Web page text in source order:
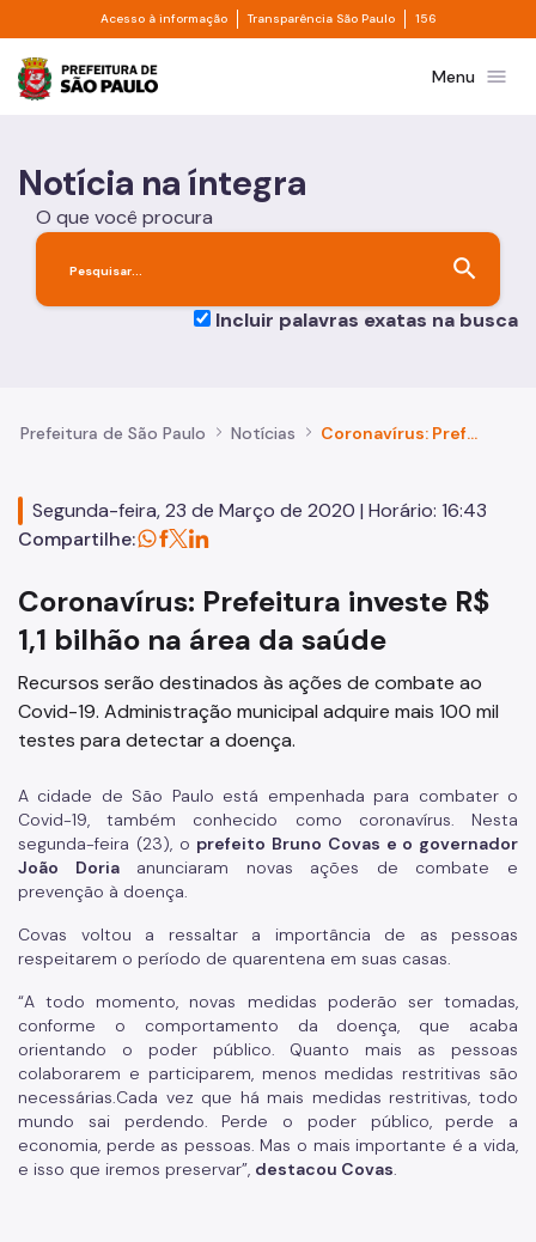
Pular para o Conteúdo principal
Acesso à informação Divisor de acesso à informação
Transparência São Paulo Divisor de
156
Prefeitura de São PauloMenu menu
Notícia na íntegra
O que você procura
search
Incluir palavras exatas na busca
Prefeitura de São Paulo Notícias Coronavírus: Prefeitura investe R$ 1,1 bilhão na área da saúde
Segunda-feira, 23 de Março de 2020 | Horário: 16:43
Compartilhe:
Coronavírus: Prefeitura investe R$
1,1 bilhão na área da saúde
Recursos serão destinados às ações de combate ao
Covid-19. Administração municipal adquire mais 100 mil
testes para detectar a doença.
A cidade de São Paulo está empenhada para combater o
Covid-19, também conhecido como coronavírus. Nesta
segunda-feira (23), o prefeito Bruno Covas e o governador
João Doriaanunciaram novas ações de combate e
prevenção à doença.
Covas voltou a ressaltar a importância de as pessoas
respeitarem o período de quarentena em suas casas.
“A todo momento, novas medidas poderão ser tomadas,
conforme o comportamento da doença, que acaba
orientando o poder público. Quanto mais as pessoas
colaborarem e participarem, menos medidas restritivas são
necessárias.Cada vez que há mais medidas restritivas, todo
mundo sai perdendo. Perde o poder público, perde a
economia, perde as pessoas. Mas o mais importante é a vida,
e isso que iremos preservar”, destacou Covas.